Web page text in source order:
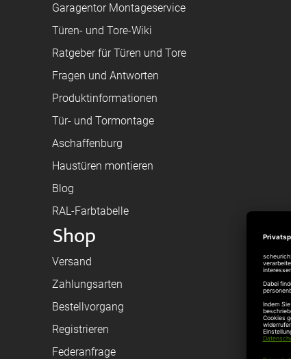
Garagentor Montageservice
Türen- und Tore-Wiki
Ratgeber für Türen und Tore
Fragen und Antworten
Produktinformationen
Tür- und Tormontage
Aschaffenburg
Haustüren montieren
Blog
RAL-Farbtabelle
Shop
Versand
Zahlungsarten
Bestellvorgang
Registrieren
Federanfrage